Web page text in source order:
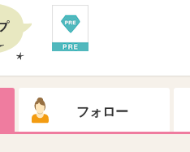
フォロー